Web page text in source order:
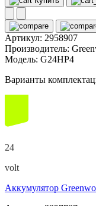
Артикул: 2958907
Производитель:
Модель: G24HP4
Варианты
24
volt
Аккумулятор